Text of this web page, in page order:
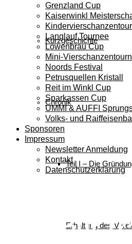
Kurzgeschichte
Chronik
Teil I – Die
Erhaltung des
Grenzland Cup
Kaiserwinkl
Langlauf Tournee
Löwenbräu Cup
Mini-
Noords Festival
Petrusquellen Kristall
Reit im Winkl Cup
Sparkassen Cup
UMMI & AUFFI
Volks- und
Sponsoren
Impressum
Newsletter Anmeldung
Kontakt
Datenschutzerklärung
Langlauf